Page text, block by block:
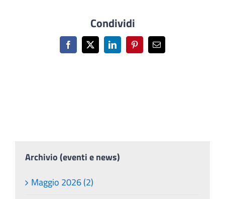
Condividi
Facebook
X LinkedInPinterestEmail
Archivio (eventi e news)
Maggio 2026 (2)